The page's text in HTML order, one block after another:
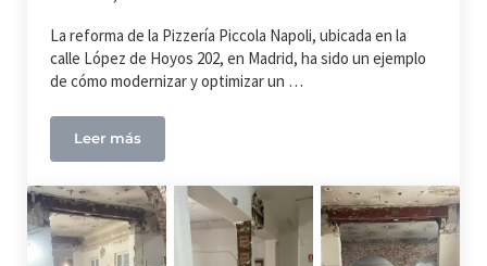
La reforma de la Pizzería Piccola Napoli, ubicada en la
calle López de Hoyos 202, en Madrid, ha sido un ejemplo
de cómo modernizar y optimizar un …
Leer másReforma Pizzería Piccola Napoli: Un Proyecto de